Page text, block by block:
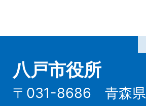
八戸市役所
〒031-8686 青森県